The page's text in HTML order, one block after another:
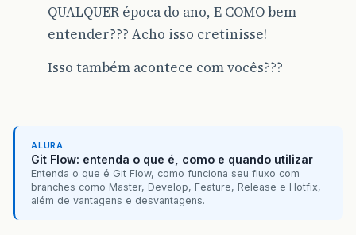
QUALQUER época do ano, E COMO bem
entender??? Acho isso cretinisse!
Isso também acontece com vocês???
ALURA
Git Flow: entenda o que é, como e quando utilizar
Entenda o que é Git Flow, como funciona seu fluxo com
branches como Master, Develop, Feature, Release e Hotfix,
além de vantagens e desvantagens.